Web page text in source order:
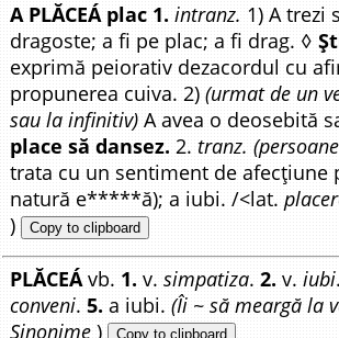
A PLĂCEÁ plac 1. intranz. 1) A trezi
dragoste; a fi pe plac; a fi drag. ◊
exprimă peiorativ dezacordul cu
propunerea cuiva. 2)(urmat de un
sau la infinitiv) A avea o deosebită
place să dansez. 2.tranz.
trata cu un sentiment de afecțiune
natură e*****ă); a iubi. /<lat.
) Copy to clipboard
PLĂCEÁvb. 1. v.simpatiza.2. v.iubi
conveni.5. a iubi.(Îi ~ să meargă la
Sinonime ) Copy to clipboard